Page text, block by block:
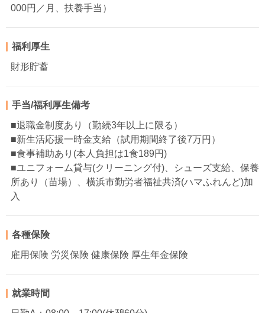
000円／月、扶養手当）
福利厚生
財形貯蓄
手当/福利厚生備考
■退職金制度あり（勤続3年以上に限る）
■新生活応援一時金支給（試用期間終了後7万円）
■食事補助あり(本人負担は1食189円)
■ユニフォーム貸与(クリーニング付)、シューズ支給、保養
所あり（苗場）、横浜市勤労者福祉共済(ハマふれんど)加
入
各種保険
雇用保険 労災保険 健康保険 厚生年金保険
就業時間